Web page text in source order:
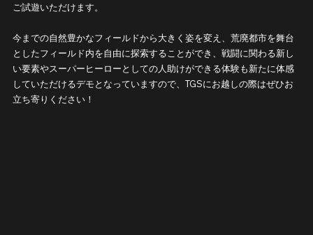
ご試遊いただけます。
今までの自然豊かなフィールドから大きく姿を変え、荒廃都市を舞台
としたフィールド内を自由に探索することができ、戦闘に関わる新し
い要素やスーパーヒーローとしての人助けができる体験も新たに体感
していただけるデモとなっていますので、TGSにお越しの際はぜひお
立ち寄りください！